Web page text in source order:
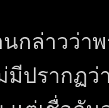
กล่าวว่า
มีปรากฏว่